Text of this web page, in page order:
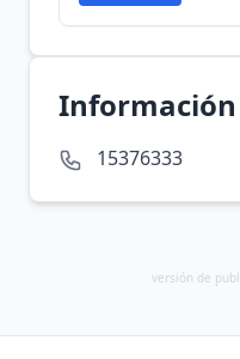
Información
15376333
versión de